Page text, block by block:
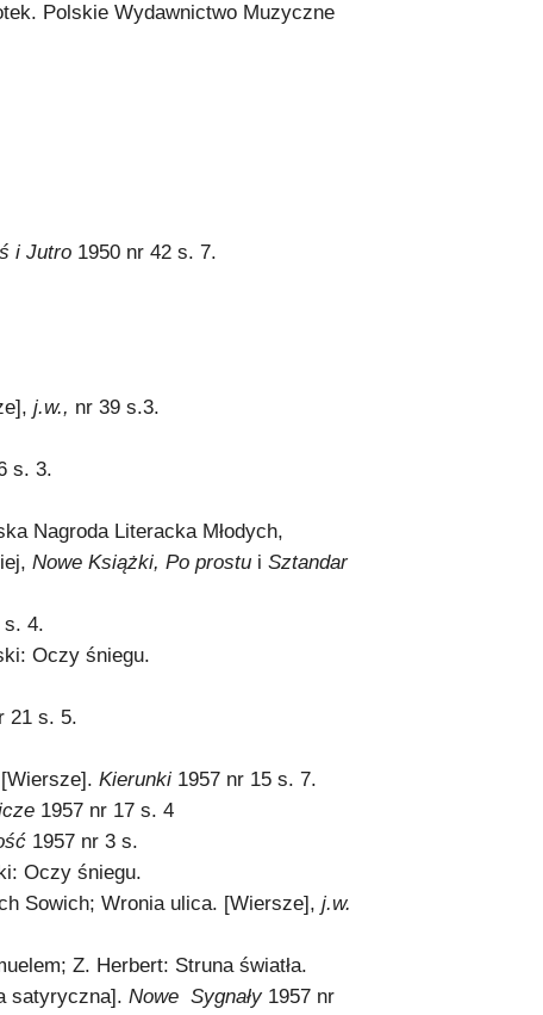
Polskie Wydawnictwo Muzyczne
i Jutro 1950 nr 42 s. 7.
j.w., nr 39 s.3.
s. 3.
Nagroda Literacka Młodych,
Nowe Książki, Po prostu i Sztandar
s. 4.
Oczy śniegu.
21 s. 5.
Kierunki 1957 nr 15 s. 7.
1957 nr 17 s. 4
1957 nr 3 s.
Oczy śniegu.
Sowich; Wronia ulica. [Wiersze], j.w.
Z. Herbert: Struna światła.
satyryczna]. Nowe Sygnały1957 nr